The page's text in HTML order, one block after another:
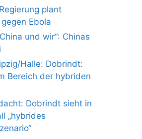
plant
Ebola
und wir“: Chinas
Halle: Dobrindt:
Bereich der hybriden
Dobrindt sieht in
„hybrides